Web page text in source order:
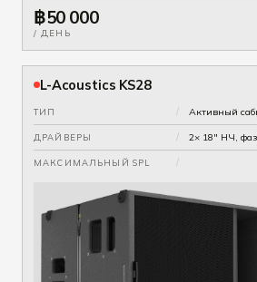
฿50 000
/ ДЕНЬ
L-Acoustics KS28
ТИП /
ДРАЙВЕРЫ /
МАКСИМАЛЬНЫЙ SPL /